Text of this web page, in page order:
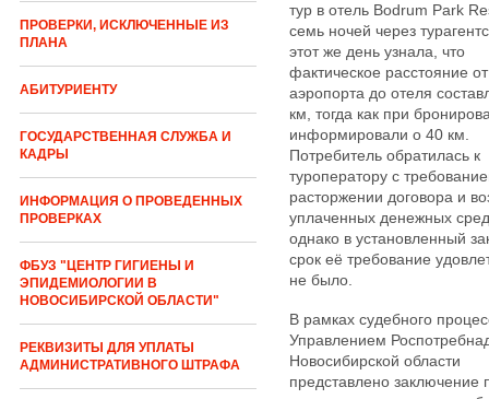
ПРОВЕРКИ, ИСКЛЮЧЕННЫЕ ИЗ
ПЛАНА
АБИТУРИЕНТУ
ГОСУДАРСТВЕННАЯ СЛУЖБА И
КАДРЫ
ИНФОРМАЦИЯ О ПРОВЕДЕННЫХ
ПРОВЕРКАХ
ФБУЗ "ЦЕНТР ГИГИЕНЫ И
ЭПИДЕМИОЛОГИИ В
НОВОСИБИРСКОЙ ОБЛАСТИ"
РЕКВИЗИТЫ ДЛЯ УПЛАТЫ
АДМИНИСТРАТИВНОГО ШТРАФА
тур в отель Bodrum Park
семь ночей через
этот же день узнала, что
фактическое расстояние от
аэропорта до отеля
км, тогда как при
информировали о 40 км.
Потребитель обратилась к
туроператору с
расторжении договора и
уплаченных денежных
однако в установленный
срок её требование
не было.
В рамках судебного
Управлением
Новосибирской области
представлено заключение